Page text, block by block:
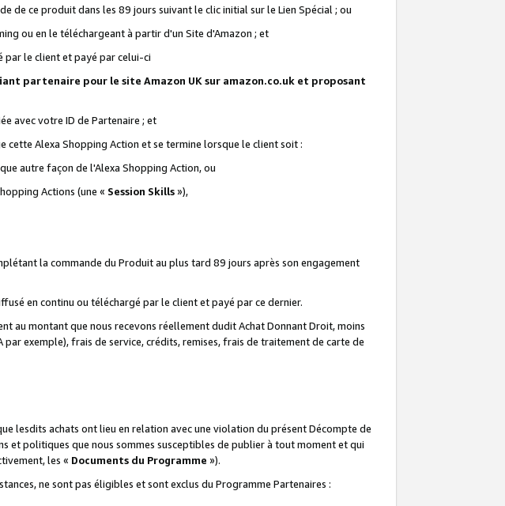
ce produit dans les 89 jours suivant le clic initial sur le Lien Spécial ; ou
ou en le téléchargeant à partir d'un Site d'Amazon ; et
par le client et payé par celui-ci
partenaire pour le site Amazon UK sur amazon.co.uk et proposant
avec votre ID de Partenaire ; et
Alexa Shopping Action et se termine lorsque le client soit :
autre façon de l'Alexa Shopping Action, ou
Actions (une « Session Skills»),
la commande du Produit au plus tard 89 jours après son engagement
en continu ou téléchargé par le client et payé par ce dernier.
au montant que nous recevons réellement dudit Achat Donnant Droit, moins
exemple), frais de service, crédits, remises, frais de traitement de carte de
lesdits achats ont lieu en relation avec une violation du présent Décompte de
et politiques que nous sommes susceptibles de publier à tout moment et qui
les « Documents du Programme »).
ne sont pas éligibles et sont exclus du Programme Partenaires :